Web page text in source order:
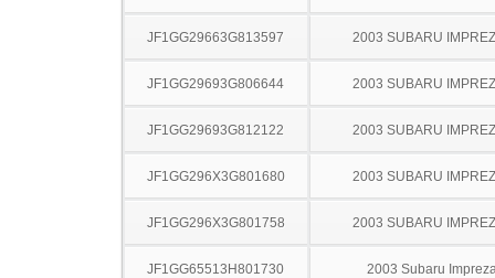
JF1GG29663G813597 2003 SUBARU
JF1GG29693G806644 2003 SUBARU
JF1GG29693G812122 2003 SUBARU
JF1GG296X3G801680 2003 SUBARU
JF1GG296X3G801758 2003 SUBARU
JF1GG65513H801730 2003 Subaru